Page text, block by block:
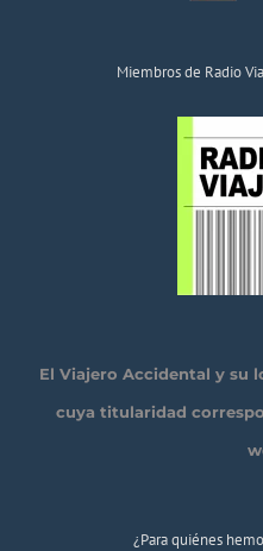
Miembros de Radio
El Viajero Accidental y su
cuya titularidad
¿Para quiénes